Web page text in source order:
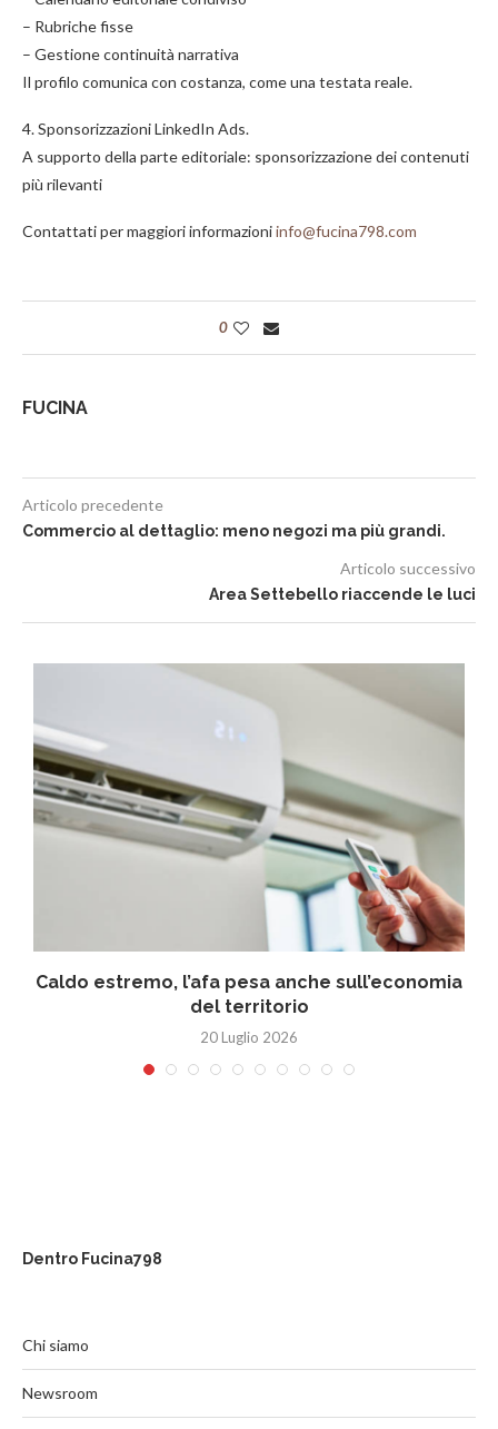
– Rubriche fisse
– Gestione continuità narrativa
Il profilo comunica con costanza, come una testata reale.
4. Sponsorizzazioni LinkedIn Ads.
A supporto della parte editoriale: sponsorizzazione dei contenuti
più rilevanti
Contattati per maggiori informazioniinfo@fucina798.com
0
FUCINA
Articolo precedente
Commercio al dettaglio: meno negozi ma più grandi.
Articolo successivo
Area Settebello riaccende le luci
Caldo estremo, l’afa pesa anche sull’economia
del territorio
20 Luglio 2026
Dentro Fucina798
Chi siamo
Newsroom